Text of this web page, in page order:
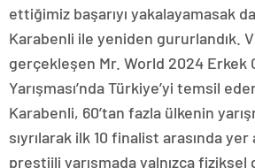
ettiğimiz başarıyı yakalayamasak
Karabenli ile yeniden gururlandık.
gerçekleşen Mr. World 2024 Erkek
Yarışması’nda Türkiye’yi temsil
Karabenli, 60’tan fazla ülkenin
sıyrılarak ilk 10 finalist arasında yer
prestijli yarışmada yalnızca fiziksel